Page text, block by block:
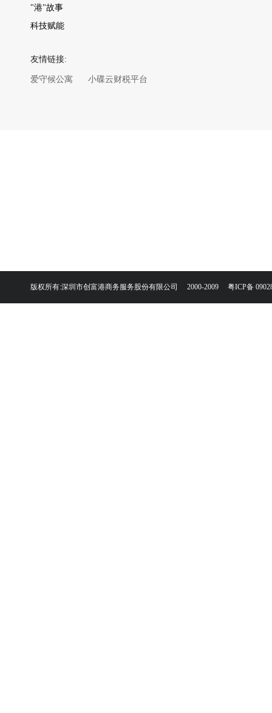
"港"故事
科技赋能
友情链接:
爱守候公寓 小碟云财税平台
版权所有:深圳市创富港商务服务股份有限公司 2000-2009 粤ICP备